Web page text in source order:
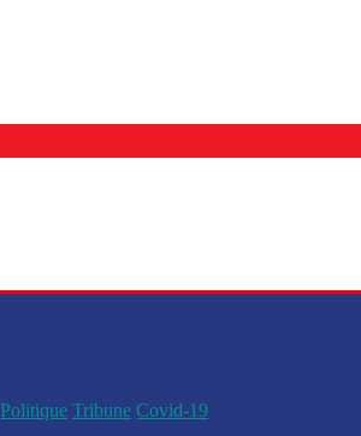
Politique Tribune Covid-19